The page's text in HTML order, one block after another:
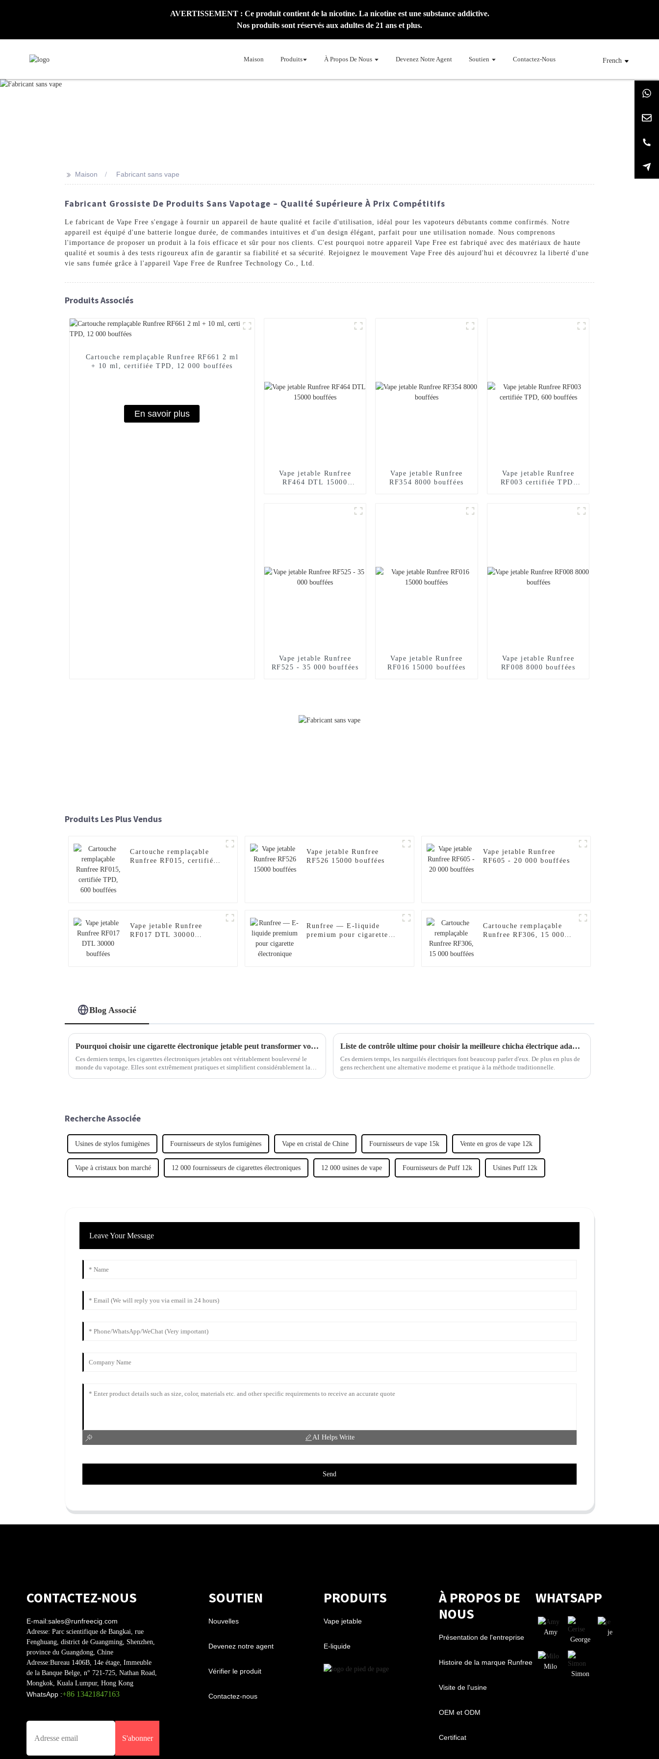
AVERTISSEMENT : Ce produit contient de la nicotine. La nicotine est une substance addictive.
Nos produits sont réservés aux adultes de 21 ans et plus.
Maison Produits À Propos De Nous Devenez Notre Agent Soutien Contactez-Nous French
>> Maison Fabricant sans vape
Fabricant Grossiste De Produits Sans Vapotage – Qualité Supérieure À Prix Compétitifs
Le fabricant de Vape Free s'engage à fournir un appareil de haute qualité et facile d'utilisation, idéal pour les vapoteurs débutants comme confirmés. Notre
appareil est équipé d'une batterie longue durée, de commandes intuitives et d'un design élégant, parfait pour une utilisation nomade. Nous comprenons
l'importance de proposer un produit à la fois efficace et sûr pour nos clients. C'est pourquoi notre appareil Vape Free est fabriqué avec des matériaux de haute
qualité et soumis à des tests rigoureux afin de garantir sa fiabilité et sa sécurité. Rejoignez le mouvement Vape Free dès aujourd'hui et découvrez la liberté d'une
vie sans fumée grâce à l'appareil Vape Free de Runfree Technology Co., Ltd.
Produits Associés
Cartouche remplaçable Runfree RF661 2 ml
+ 10 ml, certifiée TPD, 12 000 bouffées
En savoir plus
Vape jetable Runfree
RF464 DTL 15000
Vape jetable Runfree
RF354 8000 bouffées
Vape jetable Runfree
RF003 certifiée TPD,
Vape jetable Runfree
RF525 - 35 000 bouffées
Vape jetable Runfree
RF016 15000 bouffées
Vape jetable Runfree
RF008 8000 bouffées
Produits Les Plus Vendus
Cartouche remplaçable
Runfree RF015, certifiée
Vape jetable Runfree
RF526 15000 bouffées
Vape jetable Runfree
RF605 - 20 000 bouffées
Vape jetable Runfree
RF017 DTL 30000
Runfree — E-liquide
premium pour cigarette
Cartouche remplaçable
Runfree RF306, 15 000
Blog Associé
Pourquoi choisir une cigarette électronique jetable peut transformer votre expérience de vapotage
Ces derniers temps, les cigarettes électroniques jetables ont véritablement bouleversé le
monde du vapotage. Elles sont extrêmement pratiques et simplifient considérablement la
Liste de contrôle ultime pour choisir la meilleure chicha électrique adaptée à vos besoins
Ces derniers temps, les narguilés électriques font beaucoup parler d'eux. De plus en plus de
gens recherchent une alternative moderne et pratique à la méthode traditionnelle.
Recherche Associée
Usines de stylos fumigènes Fournisseurs de stylos fumigènes Vape en cristal de Chine Fournisseurs de vape 15k Vente en gros de vape 12k
Vape à cristaux bon marché 12 000 fournisseurs de cigarettes électroniques 12 000 usines de vape Fournisseurs de Puff 12k Usines Puff 12k
Leave Your Message
AI Helps Write
Send
CONTACTEZ-NOUS
E-mail:sales@runfreecig.com
Adresse: Parc scientifique de Bangkai, rue
Fenghuang, district de Guangming, Shenzhen,
province du Guangdong, Chine
Adresse:Bureau 1406B, 14e étage, Immeuble
de la Banque Belge, n° 721-725, Nathan Road,
Mongkok, Kuala Lumpur, Hong Kong
WhatsApp :+86 13421847163
S'abonner
SOUTIEN
Nouvelles
Devenez notre agent
Vérifier le produit
Contactez-nous
PRODUITS
Vape jetable
E-liquide
À PROPOS DE
NOUS
Présentation de l'entreprise
Histoire de la marque Runfree
Visite de l'usine
OEM et ODM
Certificat
WHATSAPP
Amy
George
je
Milo
Simon